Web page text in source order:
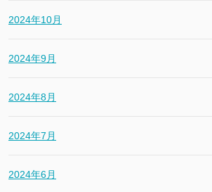
2024年10月
2024年9月
2024年8月
2024年7月
2024年6月